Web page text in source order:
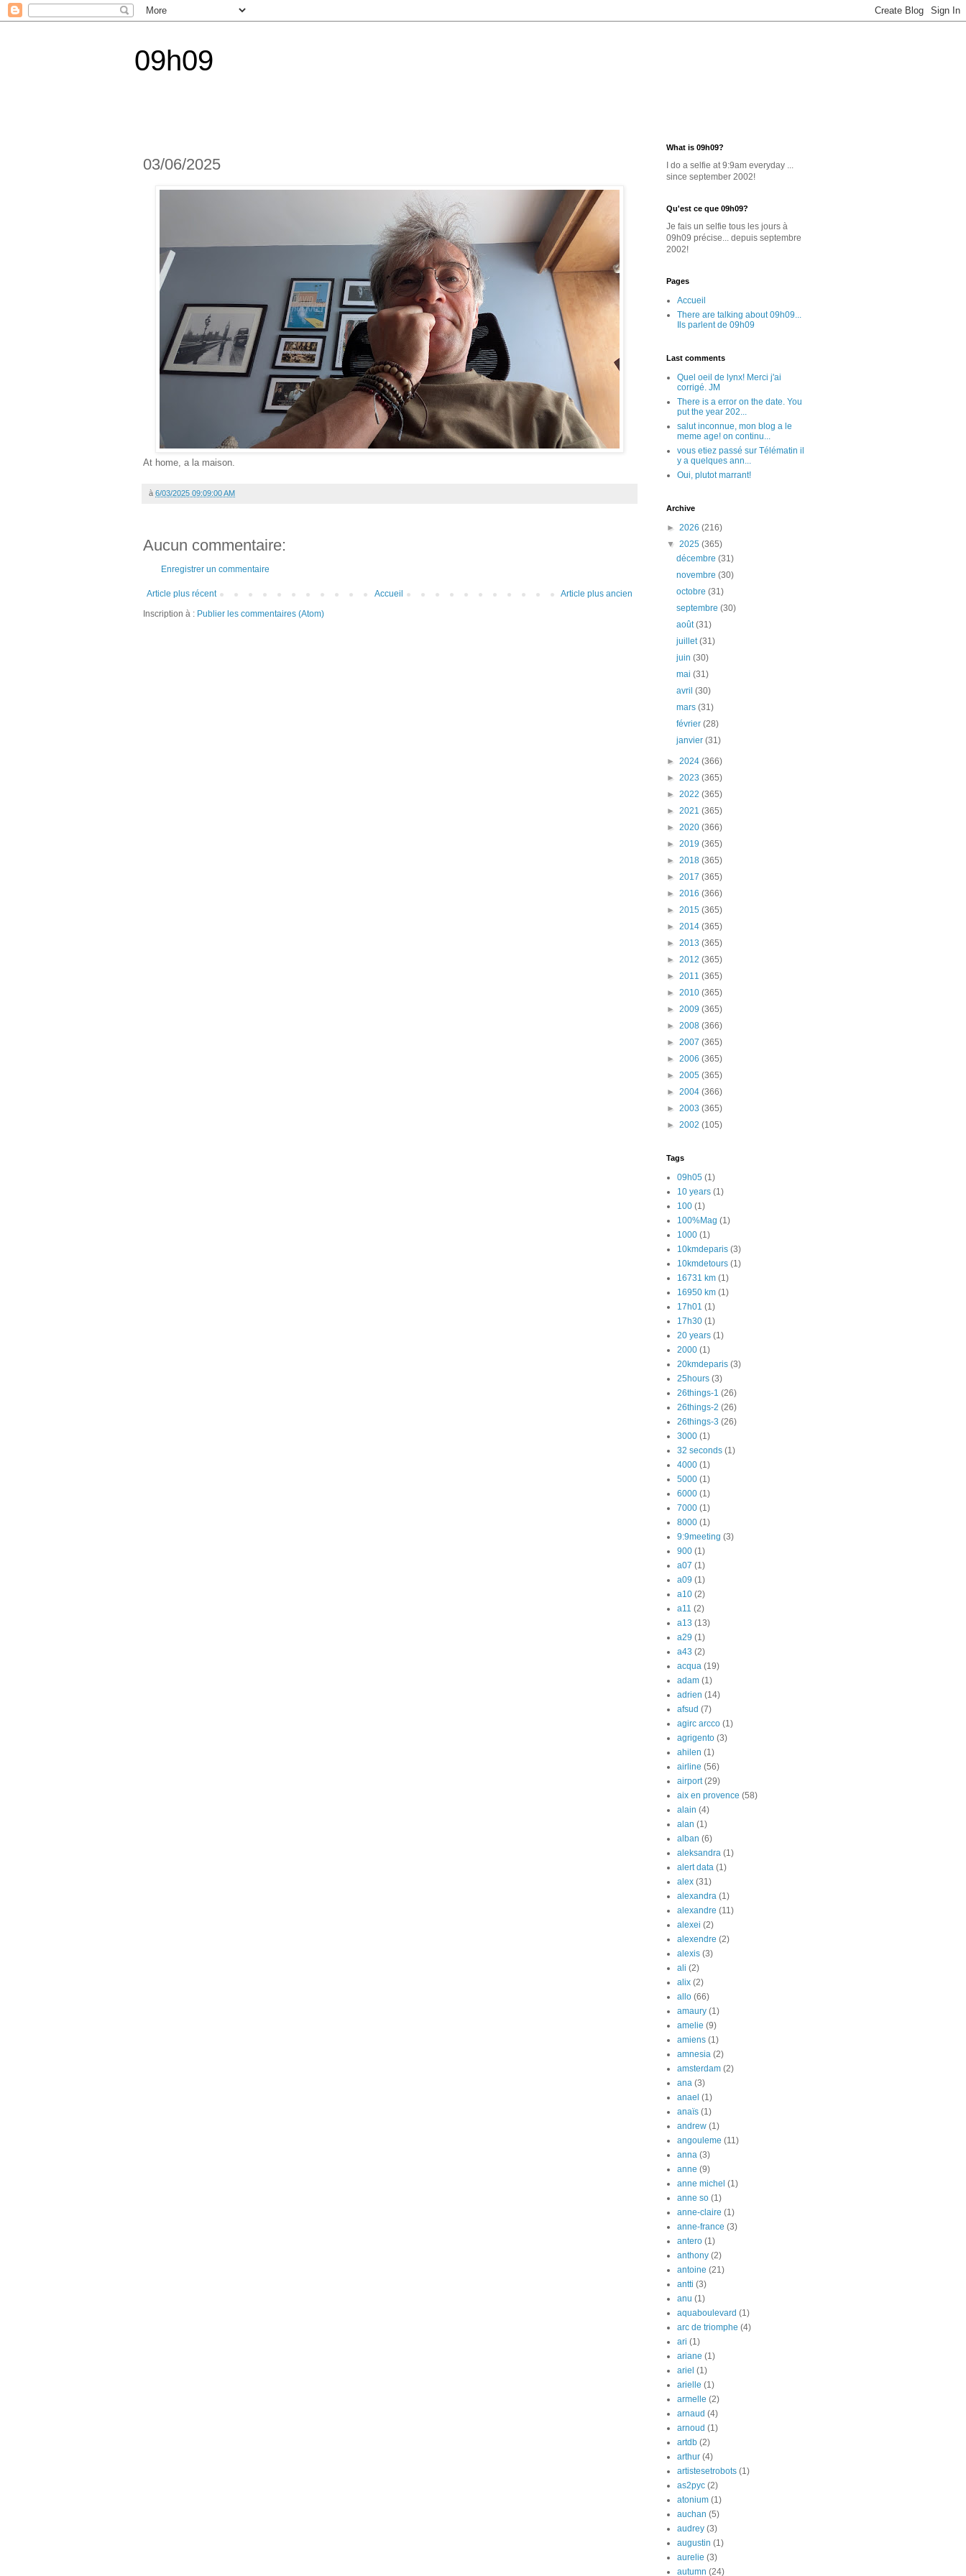
09h09
03/06/2025
At home, a la maison.
à 6/03/2025 09:09:00 AM
Aucun commentaire:
Enregistrer un commentaire
Article plus récent Article plus ancien
Accueil
Inscription à : Publier les commentaires (Atom)
What is 09h09?
I do a selfie at 9:9am everyday ...
since september 2002!
Qu'est ce que 09h09?
Je fais un selfie tous les jours à
09h09 précise... depuis septembre
2002!
Pages
Accueil
There are talking about 09h09...
Ils parlent de 09h09
Last comments
Quel oeil de lynx! Merci j'ai
corrigé. JM
There is a error on the date. You
put the year 202...
salut inconnue, mon blog a le
meme age! on continu...
vous etiez passé sur Télématin il
y a quelques ann...
Oui, plutot marrant!
Archive
► 2026 (216)
▼ 2025 (365)
décembre(31)
novembre(30)
octobre(31)
septembre(30)
août(31)
juillet(31)
juin(30)
mai(31)
avril(30)
mars(31)
février(28)
janvier(31)
► 2024 (366)
► 2023 (365)
► 2022 (365)
► 2021 (365)
► 2020 (366)
► 2019 (365)
► 2018 (365)
► 2017 (365)
► 2016 (366)
► 2015 (365)
► 2014 (365)
► 2013 (365)
► 2012 (365)
► 2011 (365)
► 2010 (365)
► 2009 (365)
► 2008 (366)
► 2007 (365)
► 2006 (365)
► 2005 (365)
► 2004 (366)
► 2003 (365)
► 2002 (105)
Tags
09h05 (1)
10 years (1)
100 (1)
100%Mag (1)
1000 (1)
10kmdeparis (3)
10kmdetours (1)
16731 km (1)
16950 km (1)
17h01 (1)
17h30 (1)
20 years (1)
2000 (1)
20kmdeparis (3)
25hours (3)
26things-1 (26)
26things-2 (26)
26things-3 (26)
3000 (1)
32 seconds (1)
4000 (1)
5000 (1)
6000 (1)
7000 (1)
8000 (1)
9:9meeting (3)
900 (1)
a07 (1)
a09 (1)
a10 (2)
a11 (2)
a13 (13)
a29 (1)
a43 (2)
acqua (19)
adam (1)
adrien (14)
afsud (7)
agirc arcco (1)
agrigento (3)
ahilen (1)
airline (56)
airport (29)
aix en provence (58)
alain (4)
alan (1)
alban (6)
aleksandra (1)
alert data (1)
alex (31)
alexandra (1)
alexandre (11)
alexei (2)
alexendre (2)
alexis (3)
ali (2)
alix (2)
allo (66)
amaury (1)
amelie (9)
amiens (1)
amnesia (2)
amsterdam (2)
ana (3)
anael (1)
anaïs (1)
andrew (1)
angouleme (11)
anna (3)
anne (9)
anne michel (1)
anne so (1)
anne-claire (1)
anne-france (3)
antero (1)
anthony (2)
antoine (21)
antti (3)
anu (1)
aquaboulevard (1)
arc de triomphe (4)
ari (1)
ariane (1)
ariel (1)
arielle (1)
armelle (2)
arnaud (4)
arnoud (1)
artdb (2)
arthur (4)
artistesetrobots (1)
as2pyc (2)
atonium (1)
auchan (5)
audrey (3)
augustin (1)
aurelie (3)
autumn (24)